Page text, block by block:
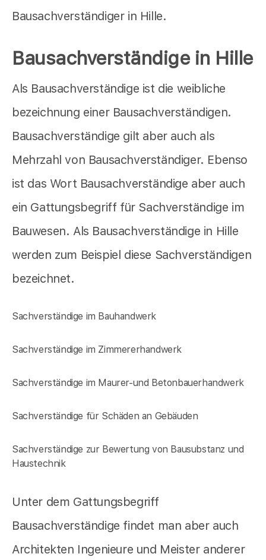
Bausachverständiger in Hille.
Bausachverständige in Hille
Als Bausachverständige ist die weibliche
bezeichnung einer Bausachverständigen.
Bausachverständige gilt aber auch als
Mehrzahl von Bausachverständiger. Ebenso
ist das Wort Bausachverständige aber auch
ein Gattungsbegriff für Sachverständige im
Bauwesen. Als Bausachverständige in Hille
werden zum Beispiel diese Sachverständigen
bezeichnet.
Sachverständige im Bauhandwerk
Sachverständige im Zimmererhandwerk
Sachverständige im Maurer-und Betonbauerhandwerk
Sachverständige für Schäden an Gebäuden
Sachverständige zur Bewertung von Bausubstanz und
Haustechnik
Unter dem Gattungsbegriff
Bausachverständige findet man aber auch
Architekten Ingenieure und Meister anderer